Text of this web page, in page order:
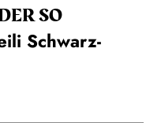
SO
Schwarz-